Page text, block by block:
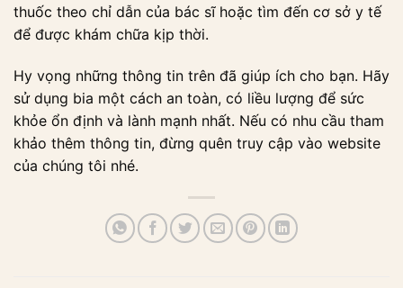
thuốc theo chỉ dẫn của bác sĩ hoặc tìm đến cơ sở y tế
để được khám chữa kịp thời.
Hy vọng những thông tin trên đã giúp ích cho bạn. Hãy
sử dụng bia một cách an toàn, có liều lượng để sức
khỏe ổn định và lành mạnh nhất. Nếu có nhu cầu tham
khảo thêm thông tin, đừng quên truy cập vào website
của chúng tôi nhé.